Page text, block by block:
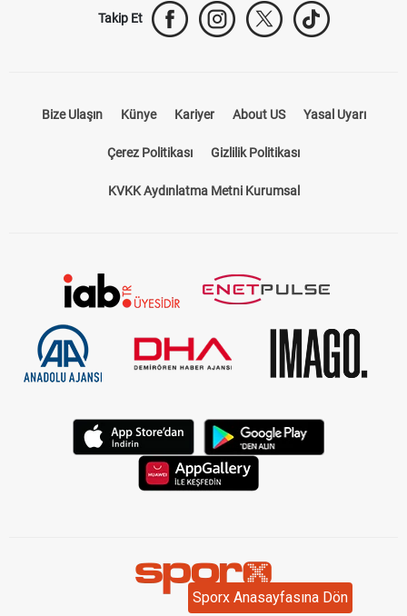
Sporx Anasayfasına Dön
Takip Et
Bize Ulaşın Künye Kariyer About US Yasal Uyarı
Çerez Politikası Gizlilik Politikası
KVKK Aydınlatma Metni Kurumsal